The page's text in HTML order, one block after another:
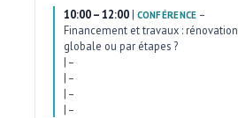
10:00 – 12:00| CONFÉRENCE –
Financement et travaux : rénovation
globale ou par étapes ?
| –
| –
| –
| –